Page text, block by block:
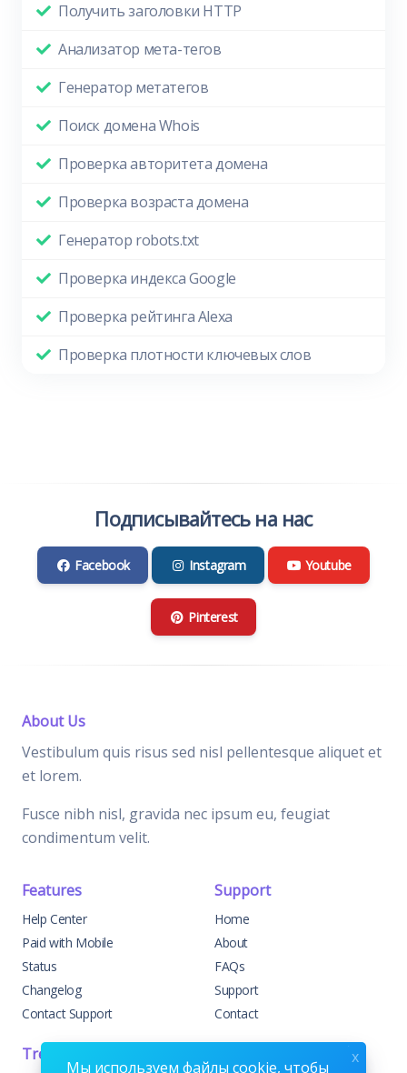
Получить заголовки HTTP
Анализатор мета-тегов
Генератор метатегов
Поиск домена Whois
Проверка авторитета домена
Проверка возраста домена
Генератор robots.txt
Проверка индекса Google
Проверка рейтинга Alexa
Проверка плотности ключевых слов
Подписывайтесь на нас
Facebook Instagram Youtube
Pinterest
About Us
Vestibulum quis risus sed nisl pellentesque aliquet et
et lorem.
Fusce nibh nisl, gravida nec ipsum eu, feugiat
condimentum velit.
Features
Help Center
Paid with Mobile
Status
Changelog
Contact Support
Support
Home
About
FAQs
Support
Contact
Trending
Мы используем файлы cookie, чтобы
x